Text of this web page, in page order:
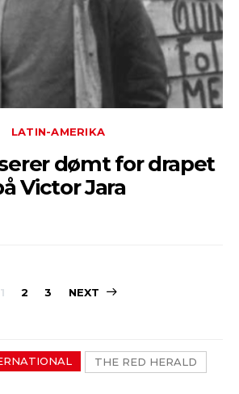
LATIN-AMERIKA
dømt for drapet
Victor Jara
1 2 3 NEXT
THE RED HERALD